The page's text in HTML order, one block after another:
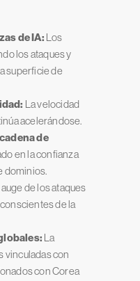
de IA: Los
los ataques y
superficie de
La velocidad
acelerándose.
de
en la confianza
dominios.
auge de los ataques
de la
La
vinculadas con
con Corea